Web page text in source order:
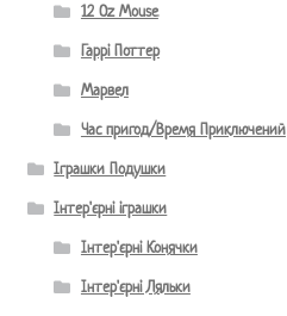
12 Oz Mouse
Гаррі Поттер
Марвел
Час пригод/Время Приключений
Іграшки Подушки
Інтер'єрні іграшки
Інтер'єрні Конячки
Інтер'єрні Ляльки